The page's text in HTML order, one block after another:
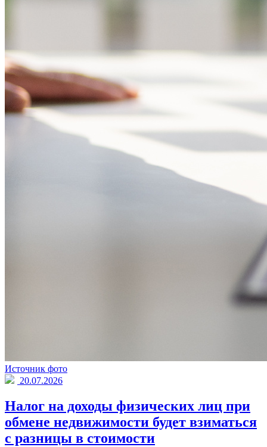
Источник фото
20.07.2026
Налог на доходы физических лиц при
обмене недвижимости будет взиматься
с разницы в стоимости